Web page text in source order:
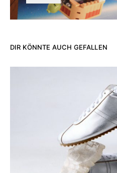
DIR KÖNNTE AUCH GEFALLEN